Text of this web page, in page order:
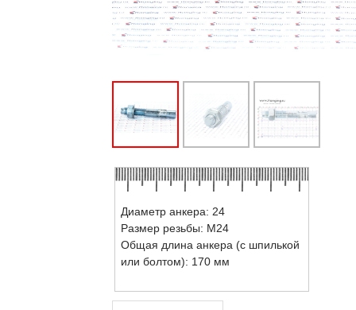
Диаметр анкера: 24
Размер резьбы: М24
Общая длина анкера (с шпилькой
или болтом): 170 мм